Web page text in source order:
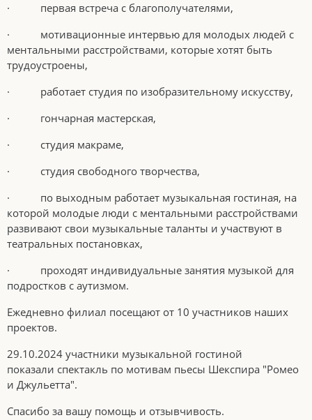
· первая встреча с благополучателями,
· мотивационные интервью для молодых людей с
ментальными расстройствами, которые хотят быть
трудоустроены,
· работает студия по изобразительному искусству,
· гончарная мастерская,
· студия макраме,
· студия свободного творчества,
· по выходным работает музыкальная гостиная, на
которой молодые люди с ментальными расстройствами
развивают свои музыкальные таланты и участвуют в
театральных постановках,
· проходят индивидуальные занятия музыкой для
подростков с аутизмом.
Ежедневно филиал посещают от 10 участников наших
проектов.
29.10.2024 участники музыкальной гостиной
показали спектакль по мотивам пьесы Шекспира "Ромео
и Джульетта".
Спасибо за вашу помощь и отзывчивость.